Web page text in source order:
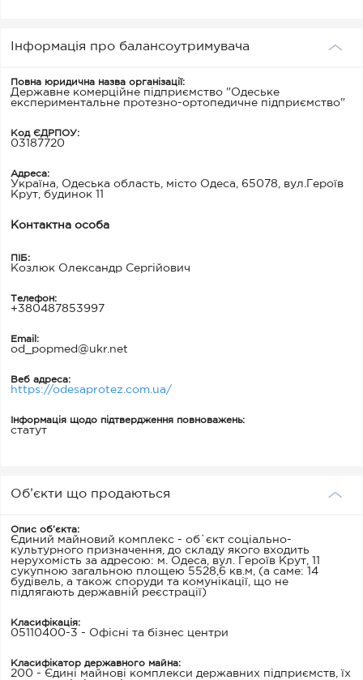
Інформація про балансоутримувача
Повна юридична назва організації:
Державне комерційне підприємство "Одеське
експериментальне протезно-ортопедичне підприємство"
Код ЄДРПОУ:
03187720
Адреса:
Україна, Одеська область, місто Одеса, 65078, вул.Героїв
Крут, будинок 11
Контактна особа
ПІБ:
Козлюк Олександр Сергійович
Телефон:
+380487853997
Email:
od_popmed@ukr.net
Веб адреса:
https://odesaprotez.com.ua/
Інформація щодо підтвердження повноважень:
статут
Об’єкти що продаються
Опис об’єкта:
Єдиний майновий комплекс - об`єкт соціально-
культурного призначення, до складу якого входить
нерухомість за адресою: м. Одеса, вул. Героїв Крут, 11
сукупною загальною площею 5528,6 кв.м, (а саме: 14
будівель, а також споруди та комунікації, що не
підлягають державній реєстрації)
Класифікація:
05110400-3 - Офісні та бізнес центри
Класифікатор державного майна:
200 - Єдині майнові комплекси державних підприємств, їх